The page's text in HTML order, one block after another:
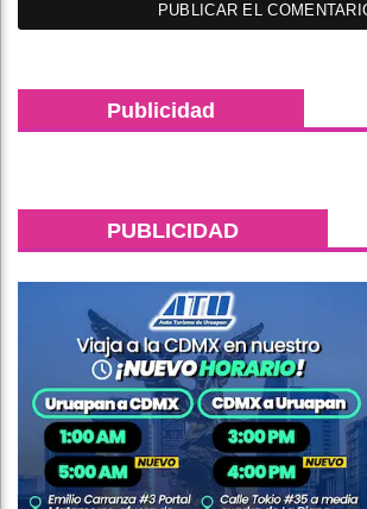
Publicidad
PUBLICIDAD